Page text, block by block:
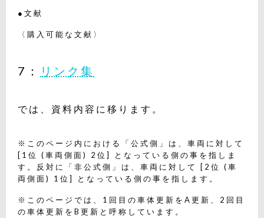
●文献
〈購入可能な文献〉
7： リンク集
では、資料内容に移ります。
※このページ内における「公式側」は、車両に対して
[1位 (車両側面) 2位] となっている側の事を指しま
す。反対に「非公式側」は、車両に対して [2位 (車
両側面) 1位] となっている側の事を指します。
※このページでは、1回目の車体更新をA更新、2回目
の車体更新をB更新と呼称しています。